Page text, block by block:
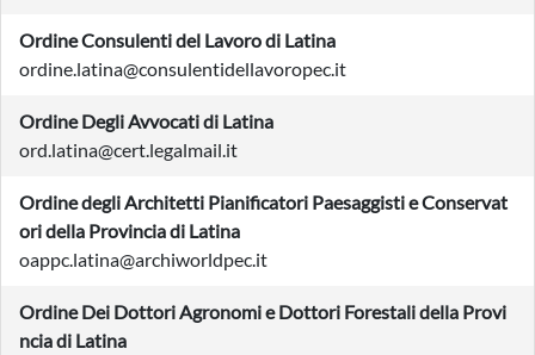
Ordine Consulenti del Lavoro di Latina
ordine.latina@consulentidellavoropec.it
Ordine Degli Avvocati di Latina
ord.latina@cert.legalmail.it
Ordine degli Architetti Pianificatori Paesaggisti e Conservat
ori della Provincia di Latina
oappc.latina@archiworldpec.it
Ordine Dei Dottori Agronomi e Dottori Forestali della Provi
ncia di Latina